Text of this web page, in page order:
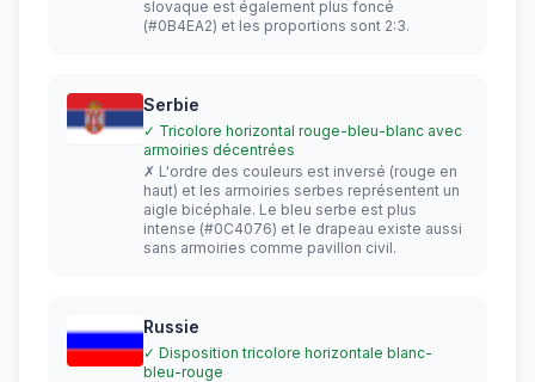
slovaque est également plus foncé
(#0B4EA2) et les proportions sont 2:3.
Serbie
✓ Tricolore horizontal rouge-bleu-blanc avec
armoiries décentrées
✗ L'ordre des couleurs est inversé (rouge en
haut) et les armoiries serbes représentent un
aigle bicéphale. Le bleu serbe est plus
intense (#0C4076) et le drapeau existe aussi
sans armoiries comme pavillon civil.
Russie
✓ Disposition tricolore horizontale blanc-
bleu-rouge